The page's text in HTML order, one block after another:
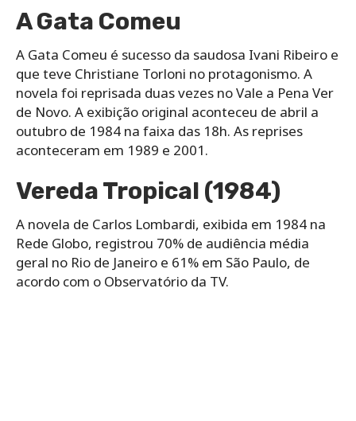
A Gata Comeu
A Gata Comeu é sucesso da saudosa Ivani Ribeiro e
que teve Christiane Torloni no protagonismo. A
novela foi reprisada duas vezes no Vale a Pena Ver
de Novo. A exibição original aconteceu de abril a
outubro de 1984 na faixa das 18h. As reprises
aconteceram em 1989 e 2001.
Vereda Tropical (1984)
A novela de Carlos Lombardi, exibida em 1984 na
Rede Globo, registrou 70% de audiência média
geral no Rio de Janeiro e 61% em São Paulo, de
acordo com o Observatório da TV.